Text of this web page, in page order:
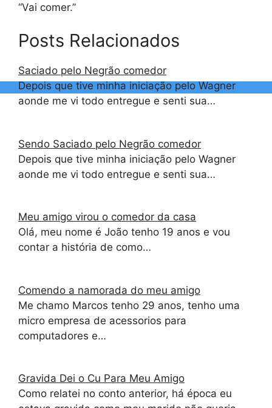
“Vai comer.”
Posts Relacionados
Saciado pelo Negrão comedor
Depois que tive minha iniciação pelo Wagner
aonde me vi todo entregue e senti sua…
Sendo Saciado pelo Negrão comedor
Depois que tive minha iniciação pelo Wagner
aonde me vi todo entregue e senti sua…
Meu amigo virou o comedor da casa
Olá, meu nome é João tenho 19 anos e vou
contar a história de como…
Comendo a namorada do meu amigo
Me chamo Marcos tenho 29 anos, tenho uma
micro empresa de acessorios para
computadores e…
Gravida Dei o Cu Para Meu Amigo
Como relatei no conto anterior, há época eu